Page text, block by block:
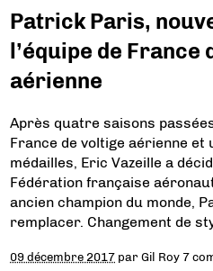
Patrick Paris,
l’équipe de France
aérienne
Après quatre saisons
France de voltige aérienne et
médailles, Eric Vazeille a
Fédération française
ancien champion du monde,
remplacer. Changement de
09 décembre 2017 parGil Roy 7